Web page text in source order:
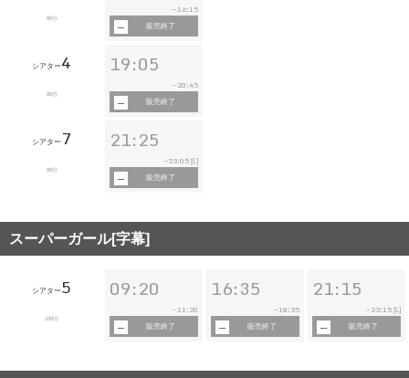
89分
~16:15
販売終了
シアター4
89分
19:05
~ 20:45
販売終了
シアター 7
89分
21:25
~ 23:05 [L]
販売終了
スーパーガール[字幕]
シアター5
109分
09:20
~11:20
販売終了
16:35
~18:35
販売終了
21:15
~ 23:15 [L]
販売終了